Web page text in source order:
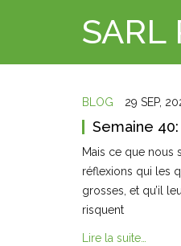
SARL
BLOG 29 SEP,
Semaine
Mais ce que nous
réflexions qui les
grosses, et qu’il
risquent
Lire la suite…